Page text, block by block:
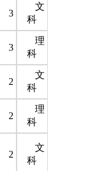
3
文
科
3
理
科
2
文
科
2
理
科
2
文
科